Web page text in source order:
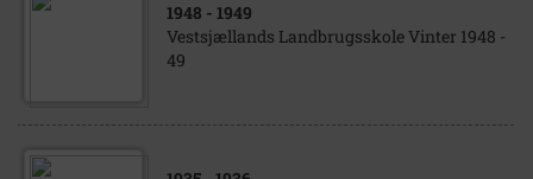
1948 - 1949
Vestsjællands Landbrugsskole Vinter 1948 -
49